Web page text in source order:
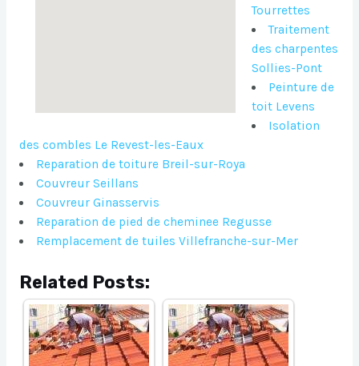
Tourrettes
Traitement
des charpentes
Sollies-Pont
Peinture de
toit Levens
Isolation
des combles Le Revest-les-Eaux
Reparation de toiture Breil-sur-Roya
Couvreur Seillans
Couvreur Ginasservis
Reparation de pied de cheminee Regusse
Remplacement de tuiles Villefranche-sur-Mer
Related Posts: